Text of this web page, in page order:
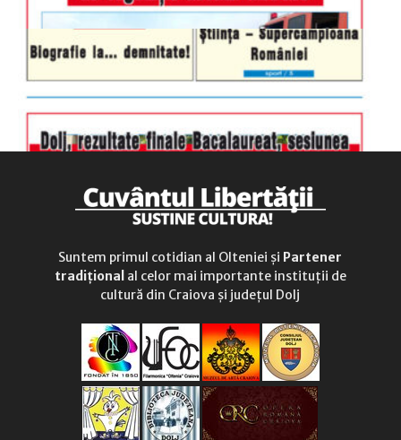
Suntem primul cotidian al Olteniei și Partener
tradițional al celor mai importante instituții de
cultură din Craiova și județul Dolj